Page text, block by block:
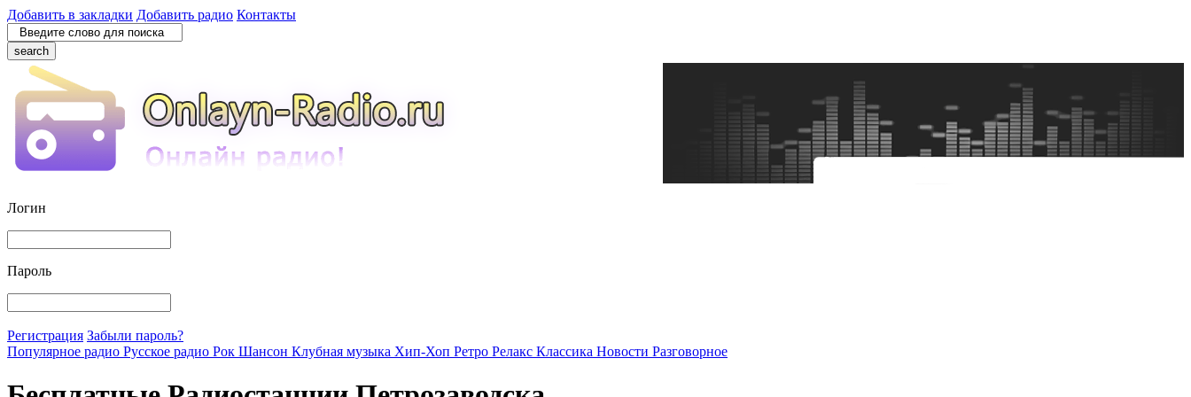
Добавить в закладки Добавить радио Контакты
search
Логин
Пароль
Регистрация Забыли пароль?
Популярное радио Русское радио Рок Шансон Клубная музыка Хип-Хоп Ретро Релакс Классика Новости Разговорное